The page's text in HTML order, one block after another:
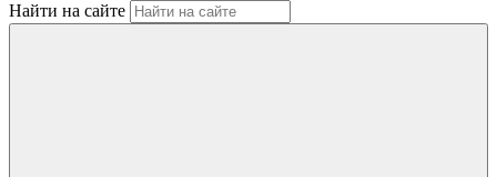
Найти на сайте